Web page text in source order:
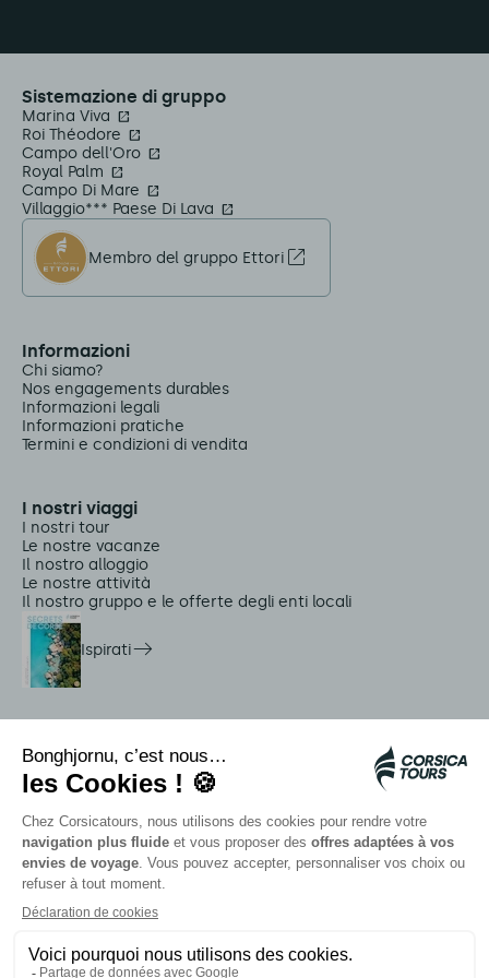
Sistemazione di gruppo
Marina Viva
Roi Théodore
Campo dell'Oro
Royal Palm
Campo Di Mare
Villaggio*** Paese Di Lava
Membro del gruppo Ettori
Informazioni
Chi siamo?
Nos engagements durables
Informazioni legali
Informazioni pratiche
Termini e condizioni di vendita
I nostri viaggi
I nostri tour
Le nostre vacanze
Il nostro alloggio
Le nostre attività
Il nostro gruppo e le offerte degli enti locali
Ispirati
Navette Citadina
Allarme meduse
Autocars rapides bleus
Contattate i nostri consulenti
I nostri partner